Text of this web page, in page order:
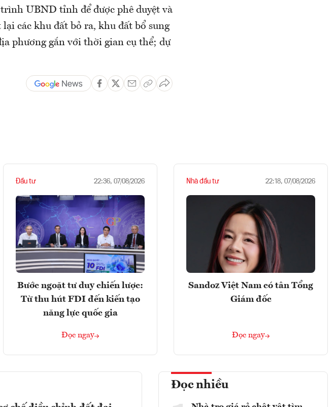
UBND tỉnh để được phê duyệt và
các khu đất bỏ ra, khu đất bổ sung
phương gắn với thời gian cụ thể; dự
Đầu tư 22:36, 07/08/2026
Bước ngoặt tư duy chiến lược:
Từ thu hút FDI đến kiến tạo
năng lực quốc gia
Đọc ngay
Nhà đầu tư 22:18, 07/08/2026
Sandoz Việt Nam có tân Tổng
Giám đốc
Đọc ngay
Đọc nhiều